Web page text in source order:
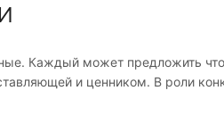
Каждый может предложить
и ценником. В роли